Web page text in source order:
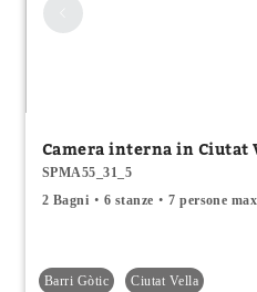
Camera interna in Ciutat
SPMA55_31_5
2 Bagni
6 stanze 7 persone
Barri Gòtic Ciutat Vella